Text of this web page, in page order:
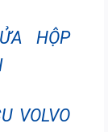
HỘP
VOLVO